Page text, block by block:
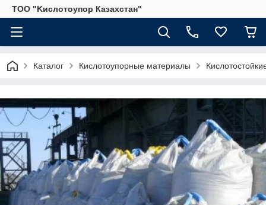
ТОО "Kислoтoупoр Казахстaн"
Каталог Кислотоупорные материалы